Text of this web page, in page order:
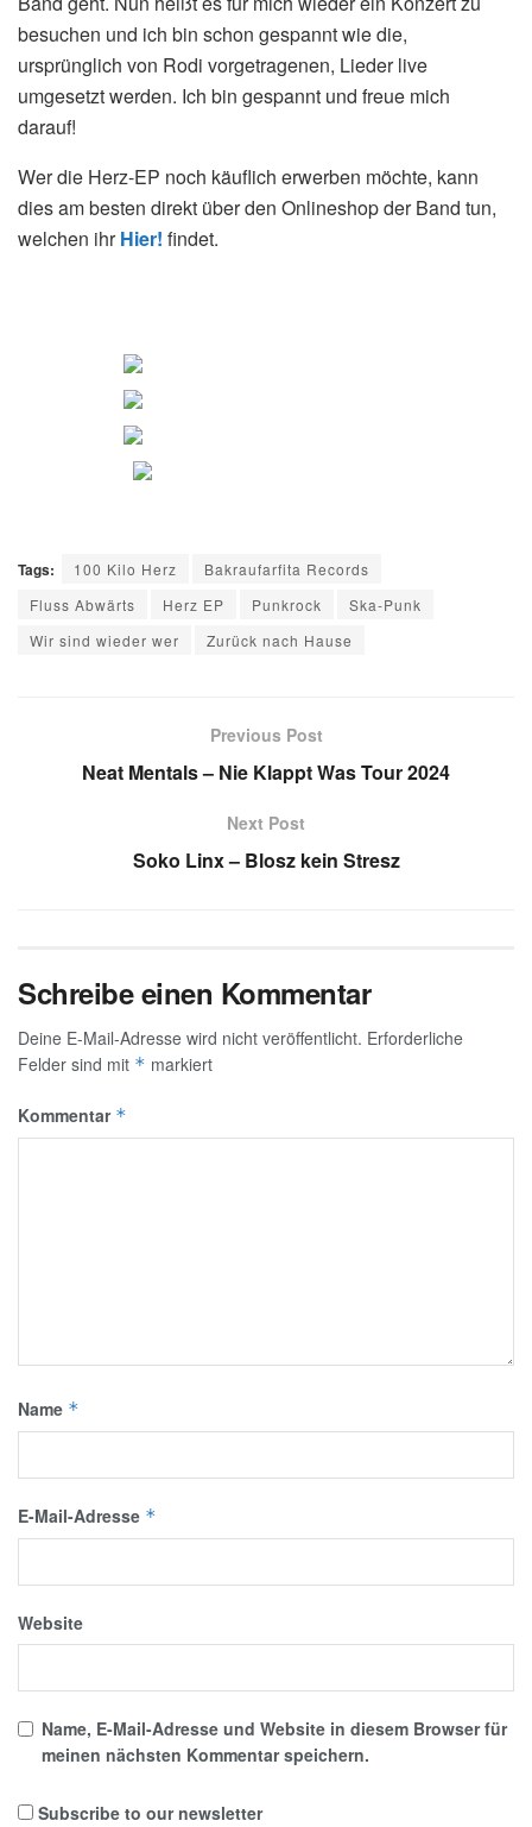
besuchen und ich bin schon gespannt wie die,
ursprünglich von Rodi vorgetragenen, Lieder live
umgesetzt werden. Ich bin gespannt und freue mich
darauf!
Wer die Herz-EP noch käuflich erwerben möchte, kann
dies am besten direkt über den Onlineshop der Band tun,
welchen ihrHier! findet.
Tags: 100 Kilo Herz
Bakraufarfita Records
Fluss Abwärts
Herz EP Punkrock
Ska-Punk
Wir sind wieder wer
Zurück nach Hause
Previous Post
Neat Mentals – Nie Klappt Was Tour 2024
Next Post
Soko Linx – Blosz kein Stresz
Schreibe einen Kommentar
Deine E-Mail-Adresse wird nicht veröffentlicht. Erforderliche
Felder sind mit * markiert
Kommentar *
Name *
E-Mail-Adresse *
Website
Name, E-Mail-Adresse und Website in diesem Browser für
meinen nächsten Kommentar speichern.
Subscribe to our newsletter